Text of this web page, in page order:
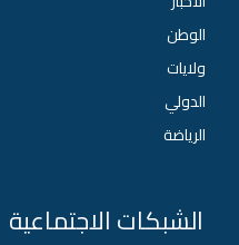
الشبكات الاجتماعية
الوطن
ولايات
الدولي
الرياضة